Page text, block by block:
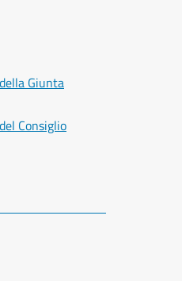
Giunta
Consiglio